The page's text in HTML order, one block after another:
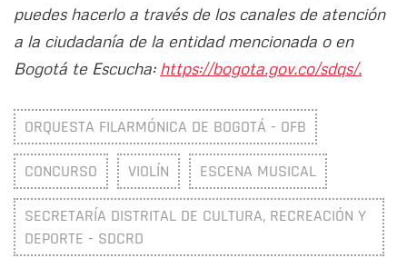
puedes hacerlo a través de los canales de atención
a la ciudadanía de la entidad mencionada o en
Bogotá te Escucha: https://bogota.gov.co/sdqs/.
ORQUESTA FILARMÓNICA DE BOGOTÁ - OFB
CONCURSO VIOLÍN ESCENA MUSICAL
SECRETARÍA DISTRITAL DE CULTURA, RECREACIÓN Y
DEPORTE - SDCRD